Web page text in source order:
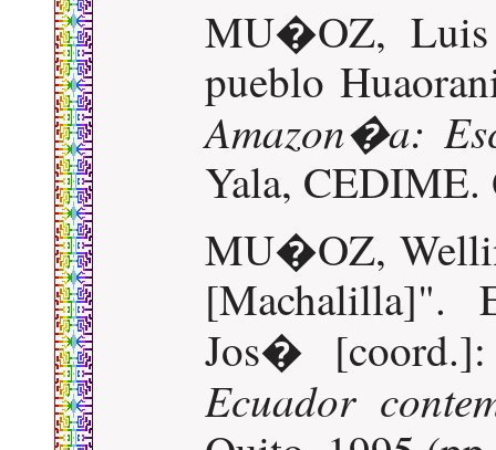
MU�OZ,
pueblo
Amazon�a:
Yala, CEDIME.
MU�OZ,
[Machalilla]".
Jos�
Ecuador